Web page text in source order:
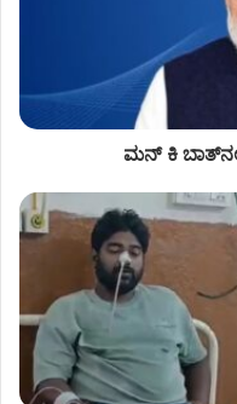
ಮನ್ ಕಿ